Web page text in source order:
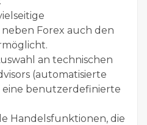
Forex auch den
an technischen
(automatisierte
eine benutzerdefinierte
Handelsfunktionen, die